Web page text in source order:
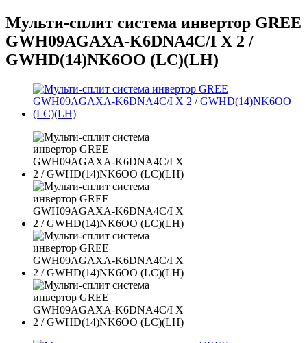
Мульти-сплит система инвертор GREE
GWH09AGAXA-K6DNA4C/I X 2 /
GWHD(14)NK6OO (LC)(LH)